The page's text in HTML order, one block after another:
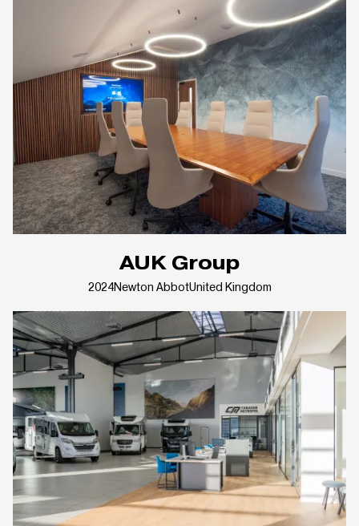
AUK Group
2024Newton AbbotUnited Kingdom